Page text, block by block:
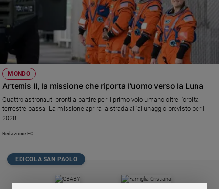
giustizia
Papa
Papa
Chiesa
Chiesa
spiritualità
Devozione
MONDO
Artemis II, la missione che riporta l'uomo verso la Luna
Quattro astronauti pronti a partire per il primo volo umano oltre l'orbita
terrestre bassa. La missione aprirà la strada all'allunaggio previsto per il
2028
Redazione FC
EDICOLA SAN PAOLO